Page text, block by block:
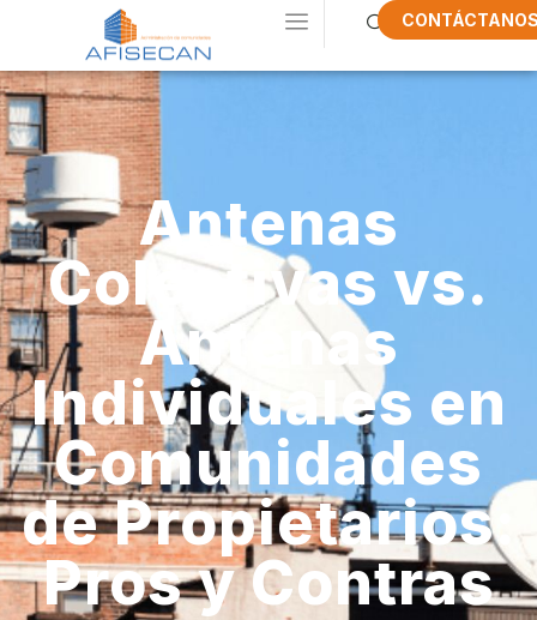
Antenas
Colectivas vs.
Antenas
Individuales en
Comunidades
de Propietarios:
Pros y Contras